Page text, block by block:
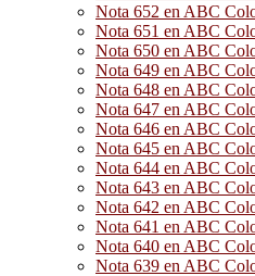
Nota 652 en ABC
Nota 651 en ABC
Nota 650 en ABC
Nota 649 en ABC
Nota 648 en ABC
Nota 647 en ABC
Nota 646 en ABC
Nota 645 en ABC
Nota 644 en ABC
Nota 643 en ABC
Nota 642 en ABC
Nota 641 en ABC
Nota 640 en ABC
Nota 639 en ABC